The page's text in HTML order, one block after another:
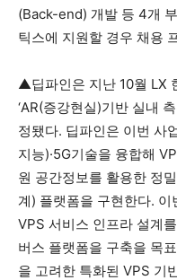
(Back-end) 개발 등 4개
틱스에 지원할 경우 채용
▲딥파인은 지난 10월 LX
‘AR(증강현실)기반 실내
정됐다. 딥파인은 이번 사
지능)·5G기술을 융합해
원 공간정보를 활용한 정
계) 플랫폼을 구현한다.
VPS 서비스 인프라 설계
버스 플랫폼을 구축을 목
을 고려한 특화된 VPS 기